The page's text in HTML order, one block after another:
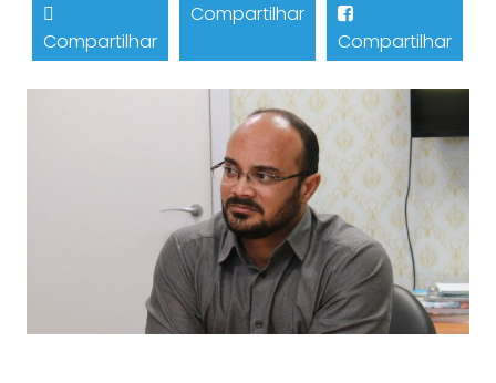
Compartilhar
Compartilhar
Compartilhar